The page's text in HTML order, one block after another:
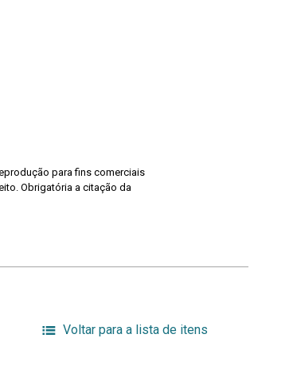
para fins comerciais
Obrigatória a citação da
Voltar para a lista de itens